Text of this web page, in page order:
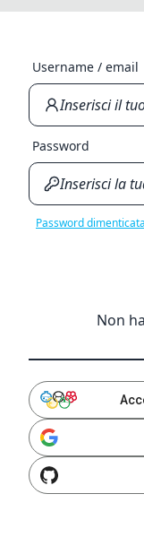
Username / email
Password
Password
Non